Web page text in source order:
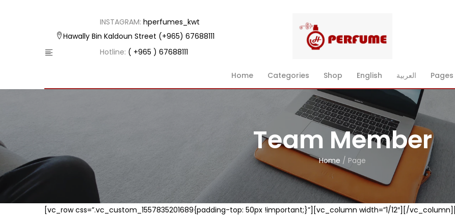
INSTAGRAM: hperfumes_kwt
Hawally Bin Kaldoun Street (+965) 67688111
Hotline: ( +965 ) 67688111
Home Categories Shop English العربية Pages
Team Member
Home / Page
[vc_row css=”.vc_custom_1557835201689{padding-top: 50px !important;}”][vc_column width=”1/12″][/